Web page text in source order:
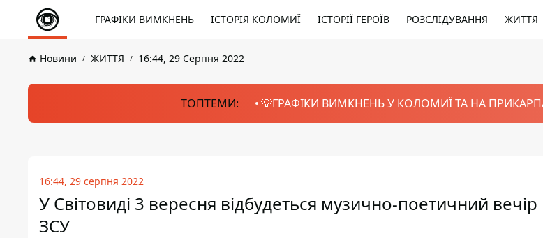
ГРАФІКИ ВИМКНЕНЬ ІСТОРІЯ КОЛОМИЇ ІСТОРІЇ ГЕРОЇВ РОЗСЛІДУВАННЯ ЖИТТЯ
Новини ЖИТТЯ 16:44, 29 Серпня 2022
ТОПТЕМИ: 💡ГРАФІКИ ВИМКНЕНЬ У КОЛОМИЇ ТА НА
16:44, 29 серпня 2022
У Світовиді 3 вересня відбудеться музично-поетичний
ЗСУ